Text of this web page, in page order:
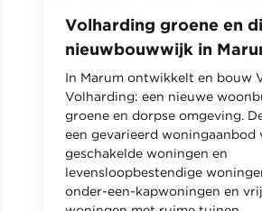
Volharding groene en
nieuwbouwwijk in
In Marum ontwikkelt en bouw
Volharding: een nieuwe
groene en dorpse omgeving.
een gevarieerd woningaanbod
geschakelde woningen en
levensloopbestendige
onder-een-kapwoningen en